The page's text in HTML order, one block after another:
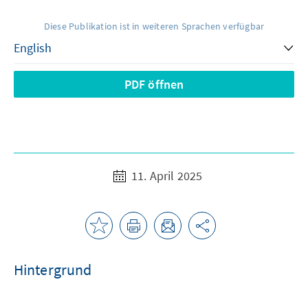
Diese Publikation ist in weiteren Sprachen verfügbar
PDF öffnen
11. April 2025
Hintergrund